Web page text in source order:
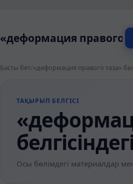
«деформация правого
Басты бет/«деформация правого таза»
ТАҚЫРЫП БЕЛГІСІ
Осы бөлімдегі материалдар